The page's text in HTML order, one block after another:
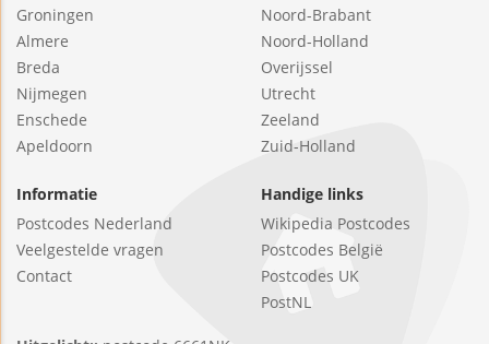
Groningen
Almere
Breda
Nijmegen
Enschede
Apeldoorn
Noord-Brabant
Noord-Holland
Overijssel
Utrecht
Zeeland
Zuid-Holland
Informatie
Postcodes Nederland
Veelgestelde vragen
Contact
Handige links
Wikipedia Postcodes
Postcodes België
Postcodes UK
PostNL